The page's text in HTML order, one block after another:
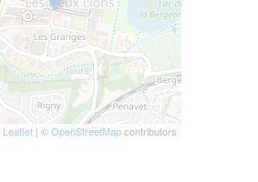
Leaflet | ©OpenStreetMapcontributors